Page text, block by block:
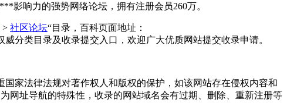
影响力的强势网络论坛，拥有注册会员260万。
> 社区论坛“目录，百科页面地址：
分类目录及收录提交入口，欢迎广大优质网站提交收录申请。
家法律法规对著作权人和版权的保护，如该网站存在侵权内容和
网址导航的特殊性，收录的网站域名会有过期、删除、重新注册等